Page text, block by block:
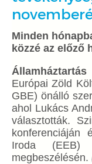
Minden
közzé az előző
Államháztartás
Európai Zöld
GBE) önálló
ahol Lukács
választották.
konferenciáján
Iroda (EEB)
megbeszélésén.